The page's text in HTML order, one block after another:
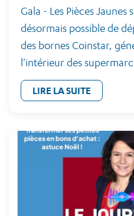
Gala - Les Pièces
désormais possible de
des bornes Coinstar,
l'intérieur des
LIRE LA SUITE